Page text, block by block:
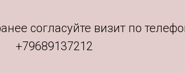
согласуйте визит по
+79689137212